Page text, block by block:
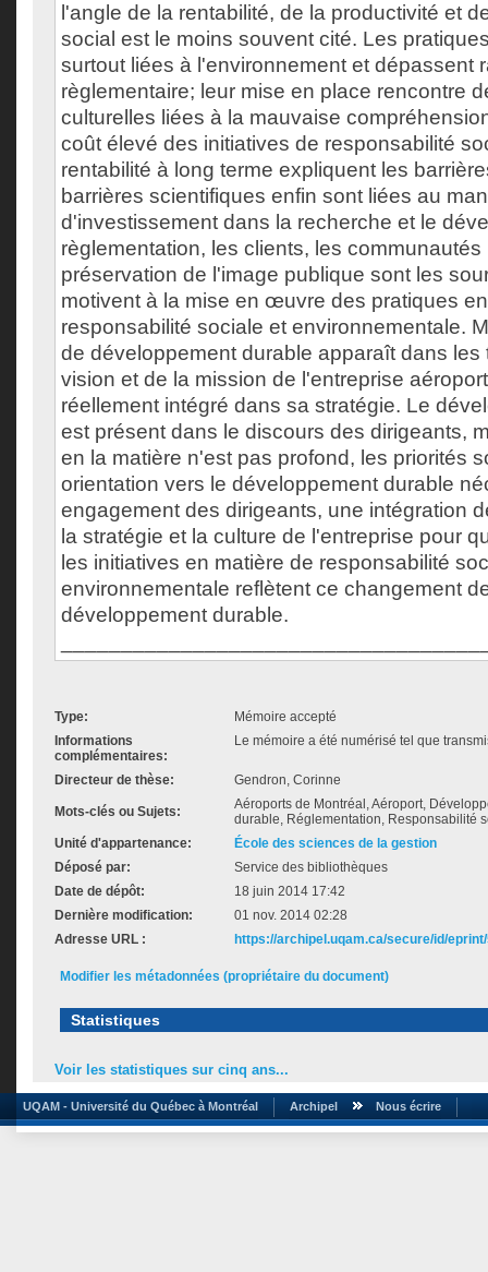
l'angle de la rentabilité, de la productivité et
social est le moins souvent cité. Les
surtout liées à l'environnement et dépassent
règlementaire; leur mise en place rencontre
culturelles liées à la mauvaise
coût élevé des initiatives de responsabilité
rentabilité à long terme expliquent les
barrières scientifiques enfin sont liées au
d'investissement dans la recherche et le
règlementation, les clients, les communautés
préservation de l'image publique sont les
motivent à la mise en œuvre des pratiques
responsabilité sociale et environnementale.
de développement durable apparaît dans les
vision et de la mission de l'entreprise
réellement intégré dans sa stratégie. Le
est présent dans le discours des dirigeants,
en la matière n'est pas profond, les priorités
orientation vers le développement durable
engagement des dirigeants, une intégration
la stratégie et la culture de l'entreprise pour
les initiatives en matière de responsabilité
environnementale reflètent ce changement
développement durable.
Type:
Mémoire accepté
Informations
complémentaires:
Le mémoire a été numérisé tel que
Directeur de thèse: Gendron, Corinne
Mots-clés ou Sujets:
Aéroports de Montréal, Aéroport,
durable, Réglementation, Responsabilité
Unité d'appartenance:
École des sciences de la gestion
Déposé par:
Service des bibliothèques
Date de dépôt:
18 juin 2014 17:42
Dernière modification:
01 nov. 2014 02:28
Adresse URL :
https://archipel.uqam.ca/secure/id/
Modifier les métadonnées (propriétaire du document)
Statistiques
Voir les statistiques sur cinq ans...
UQAM - Université du Québec à Montréal Archipel Nous écrire